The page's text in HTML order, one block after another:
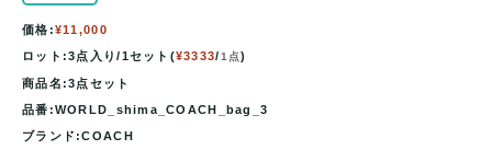
価格:¥11,000
ロット:3点入り/1セット(¥3333/1点)
商品名:3点セット
品番:WORLD_shima_COACH_bag_3
ブランド:COACH